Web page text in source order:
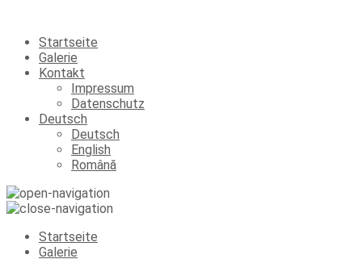
Startseite
Galerie
Kontakt
Impressum
Datenschutz
Deutsch
Deutsch
English
Română
Startseite
Galerie